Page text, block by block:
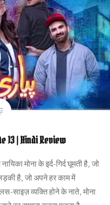
13 | Hindi Review
मोना के इर्द-गिर्द घूमती है, जो
है, जो अपने हर काम में
साइज़ व्यक्ति होने के नाते, मोना